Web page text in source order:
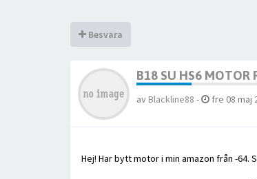
Besvara
B18 SU HS6 MOTOR
av Blackline88 - fre 08 maj
Hej! Har bytt motor i min amazon från -